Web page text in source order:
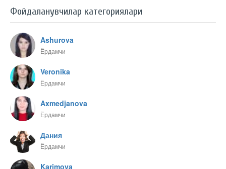
Фойдаланувчилар категориялари
Ashurova
Ёрдамчи
Veronika
Ёрдамчи
Axmedjanova
Ёрдамчи
Дания
Ёрдамчи
Karimova